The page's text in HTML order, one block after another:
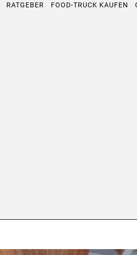
RATGEBER FOOD-TRUCK KAUFEN